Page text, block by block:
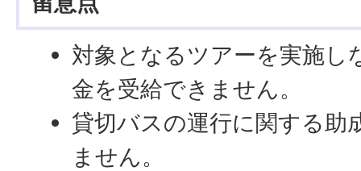
対象となるツアーを実施し
金を受給できません。
貸切バスの運行に関する助
ません。